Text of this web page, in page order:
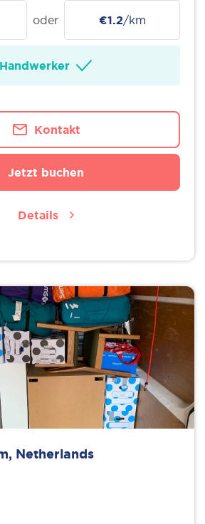
oder €1.2/km
Handwerker
Kontakt
Jetzt buchen
Details
Netherlands